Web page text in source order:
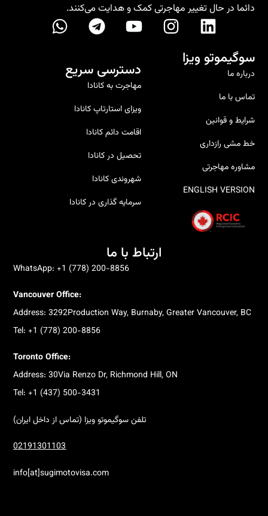
دائما در حال تغییر مهاجرتی کمک و هدایت می‌کنند.
ارتباط با ما
WhatsApp: +1 (778) 200-8856
Vancouver Office:
Address: 3292Production Way, Burnaby, Greater Vancouver, BC
Tel: +1 (778) 200-8856
Toronto Office:
Address: 30Via Renzo Dr, Richmond Hill, ON
Tel: +1 (437) 500-3431
تلفن سوگیموتو ویزا (تماس از داخل ایران)
02191301103
info[at]sugimotovisa.com
سوگیموتو ویزا
درباره ما
تماس با ما
شرایط و قوانین
خط‌ مشی رازداری
مشاوره مهاجرتی
ENGLISH VERSION
دسترسی سریع
مهاجرت به کانادا
ویزای استارتاپ کانادا
اقامت دائم کانادا
تحصیل در کانادا
شهروندی کانادا
سرمایه گذاری در کانادا